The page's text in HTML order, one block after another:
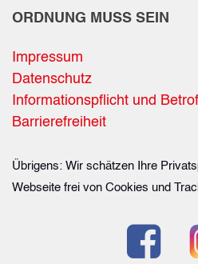
ORDNUNG MUSS SEIN
Impressum
Datenschutz
Informationspflicht und
Barrierefreiheit
Übrigens: Wir schätzen Ihre
Webseite frei von Cookies und